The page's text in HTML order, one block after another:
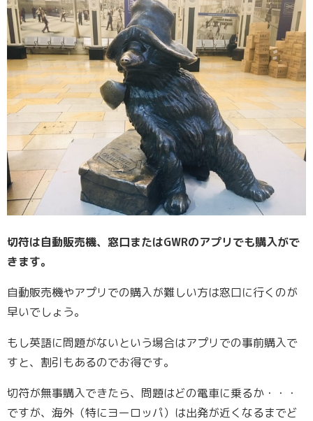
切符は自動販売機、窓口またはGWRのアプリでも購入がで
きます。
自動販売機やアプリでの購入が難しい方は窓口に行くのが
早いでしょう。
もし英語に問題がないという場合はアプリでの事前購入で
すと、割引もあるのでお得です。
切符が無事購入できたら、問題はどの電車に乗るか・・・
ですが、海外（特にヨーロッパ）は出発が近くなるまでど